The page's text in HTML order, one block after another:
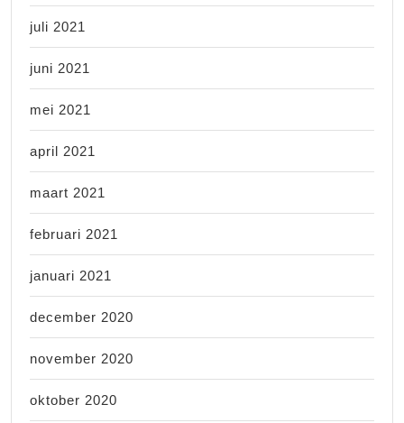
juli 2021
juni 2021
mei 2021
april 2021
maart 2021
februari 2021
januari 2021
december 2020
november 2020
oktober 2020